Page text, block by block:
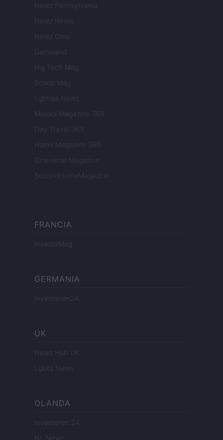
Newz Pennsylvania
Newz Illinois
Newz Ohio
Gameland
Hig Tech Mag
Scoop Mag
Lgbtqia News
Motors Magazine 365
Day Travel 365
Home Magazine 365
Cineverse Magazine
SecondHomeMagazine
FRANCIA
InvestirMag
GERMANIA
Investieren24
UK
News Hub UK
Lgbtq News
OLANDA
Investeren 24
NL Newz